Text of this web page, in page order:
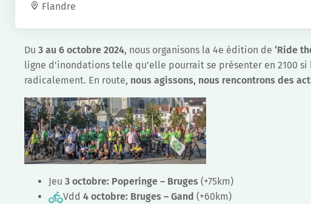
Flandre
Du3 au 6 octobre 2024, nous organisons la 4e édition de‘Ride
ligne d’inondations telle qu’elle pourrait se présenter en 2100
radicalement. En route, nous agissons, nous rencontrons des
Jeu3 octobre: Poperinge – Bruges (+75km)
Vdd4 octobre: Bruges – Gand (+60km)